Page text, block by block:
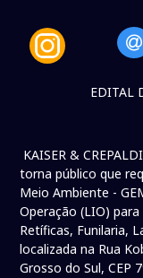
EDITAL
KAISER &
torna público que
Meio Ambiente -
Operação (LIO)
Retíficas, Funilaria,
localizada na Rua
Grosso do Sul, CEP